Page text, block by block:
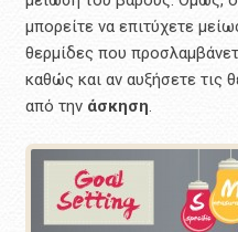
μπορείτε να επιτύχετε
θερμίδες που
καθώς και αν αυξήσετε τις
από την άσκηση.